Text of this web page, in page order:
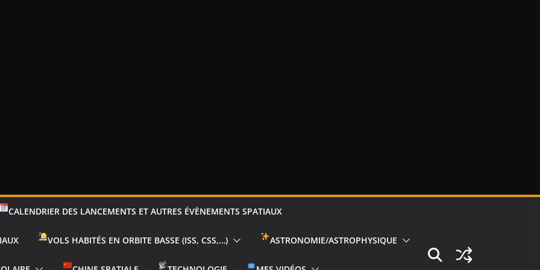
CALENDRIER DES LANCEMENTS ET AUTRES ÉVÈNEMENTS SPATIAUX
VOLS HABITÉS EN ORBITE BASSE (ISS, CSS,…) ASTRONOMIE/ASTROPHYSIQUE